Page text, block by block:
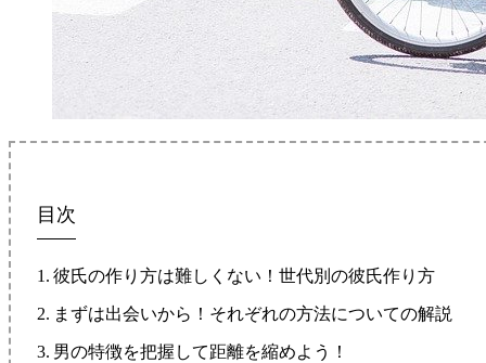
目次
彼氏の作り方は難しくない！世代別の彼氏作り方
まずは出会いから！それぞれの方法についての解説
男の特徴を把握して距離を縮めよう！